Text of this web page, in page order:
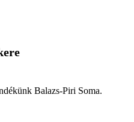
Balazs-Piri Soma.